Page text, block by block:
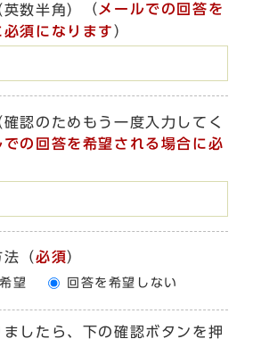
数半角） （ メールでの回答を
須になります ）
認のためもう一度入力してく
での回答を希望される場合に必
法 （必須）
望 回答を希望しない
したら、下の確認ボタンを押